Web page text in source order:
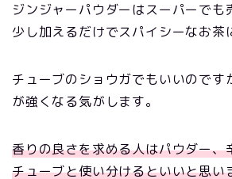
ジンジャーパウダーはスーパーでも
少し加えるだけでスパイシーなお茶
チューブのショウガでもいいのです
が強くなる気がします。
香りの良さを求める人はパウダー、
チューブと使い分けるといいと思い